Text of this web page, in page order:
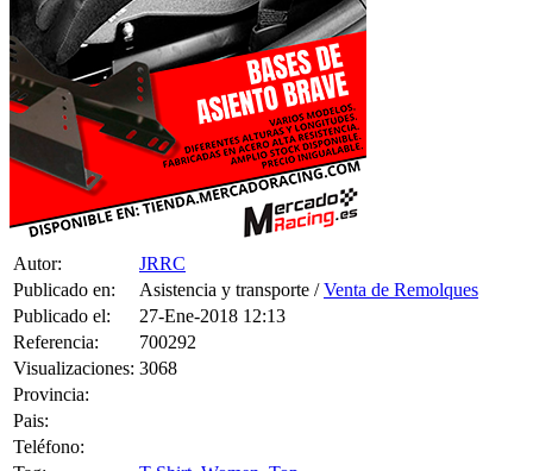
Referencia:
700292
Visualizaciones:
3068
Provincia:
Pais:
Teléfono:
T-Shirt,Women,Top
Plataforma Jucal de p. m. a 1200 kilos , tara 290kg y útiles 910kg
Con cabestrante, rampas y rueda jokey Focos y puertas traseras
elevados. Freno inercia a las 4 ruedas Longitud 4metros y anchura
1, 8metros (anchura ampliada para subir speed car) Está impecable,
todo al día y en uso. Itv pasada hace 20 días y las 4 ruedas nuevas
hace 4 meses Lista para usar, se puede llevar con carnet de coche !
(con coche de pma 2300kg Max ) Precio 1700€ No negociable. En
Vitoria Teléfono 649913139 Saludos!
1 CONSULTAS RECIBIDAS.
HACER UNA PREGUNTA
JRRC